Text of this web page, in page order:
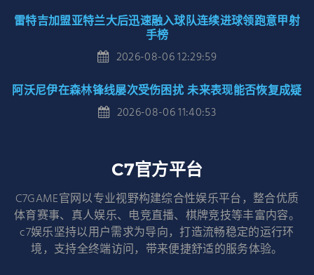
雷特吉加盟亚特兰大后迅速融入球队连续进球领跑意甲射
手榜
2026-08-06 12:29:59
阿沃尼伊在森林锋线屡次受伤困扰 未来表现能否恢复成疑
2026-08-06 11:40:53
C7官方平台
C7GAME官网以专业视野构建综合性娱乐平台，整合优质
体育赛事、真人娱乐、电竞直播、棋牌竞技等丰富内容。
c7娱乐坚持以用户需求为导向，打造流畅稳定的运行环
境，支持全终端访问，带来便捷舒适的服务体验。